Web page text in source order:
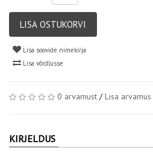
LISA OSTUKORVI
Lisa soovide nimekirja
Lisa võrdlusse
0 arvamust /Lisa arvamus
KIRJELDUS